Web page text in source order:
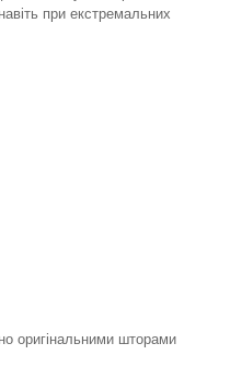
при екстремальних
оригінальними шторами